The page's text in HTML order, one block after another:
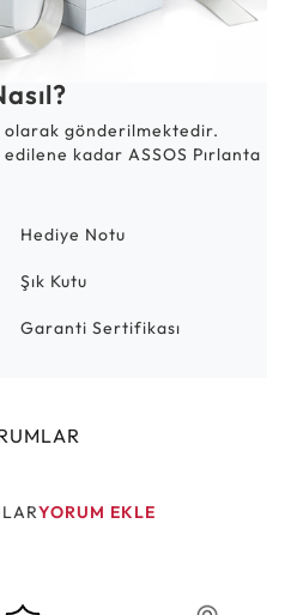
olarak gönderilmektedir.
kadar ASSOS Pırlanta
Hediye Notu
Şık Kutu
Garanti Sertifikası
YORUM EKLE